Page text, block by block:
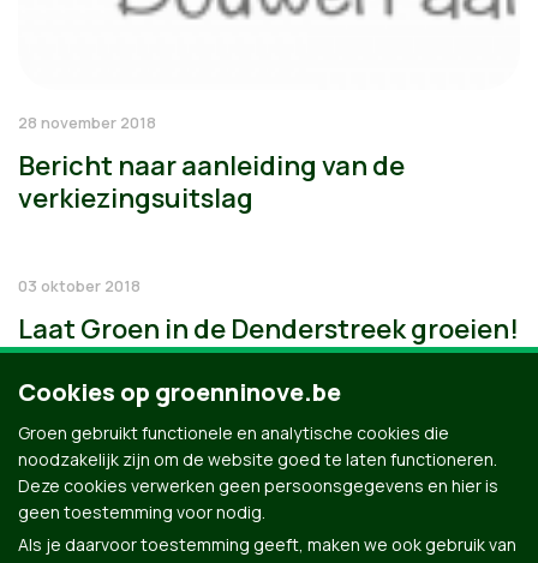
28 november 2018
Bericht naar aanleiding van de
verkiezingsuitslag
03 oktober 2018
Laat Groen in de Denderstreek groeien!
Cookies op groenninove.be
Groen gebruikt functionele en analytische cookies die
noodzakelijk zijn om de website goed te laten functioneren.
Deze cookies verwerken geen persoonsgegevens en hier is
geen toestemming voor nodig.
Als je daarvoor toestemming geeft, maken we ook gebruik van